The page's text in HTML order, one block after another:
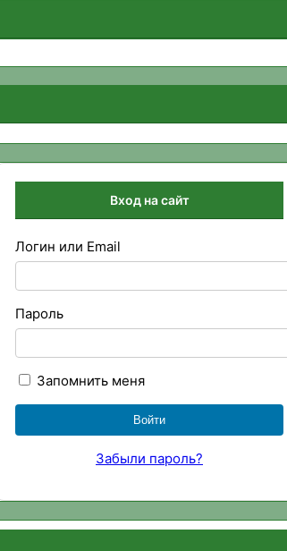
Вход на сайт
Логин или Email
Пароль
Запомнить меня
Забыли пароль?